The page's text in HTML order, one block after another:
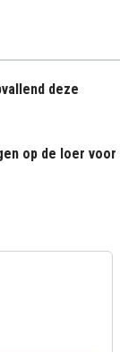
deze
op de loer voor